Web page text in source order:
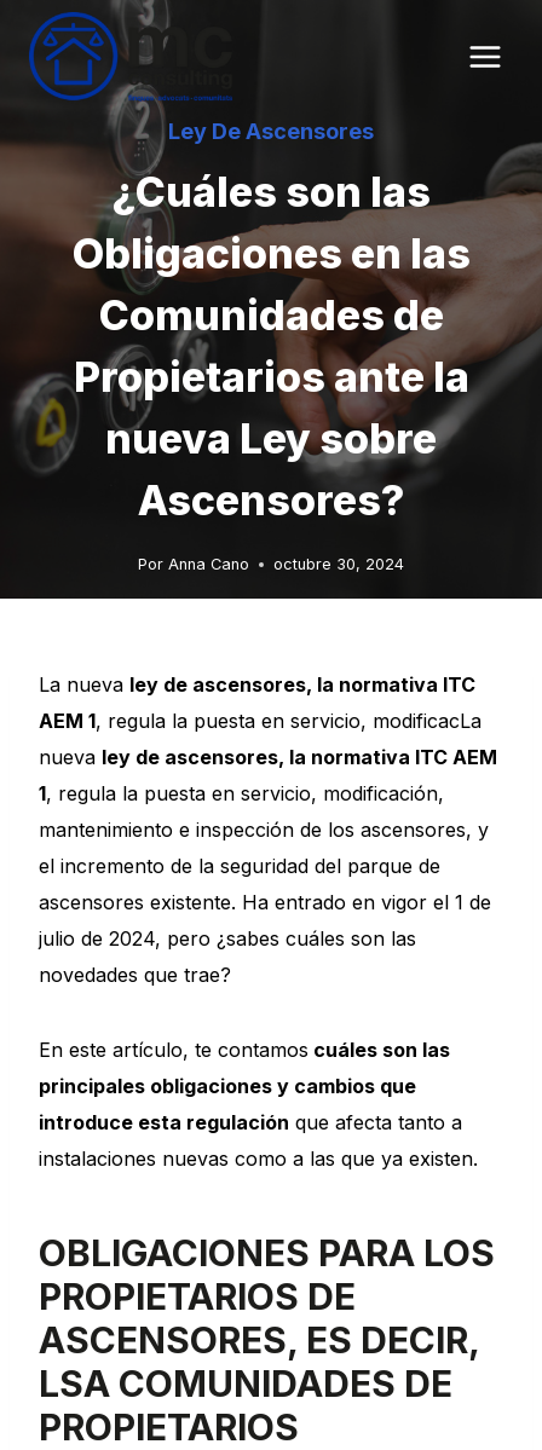
Saltar
contenido
Ley De Ascensores
¿Cuáles son las
Obligaciones en las
Comunidades de
Propietarios ante la
nueva Ley sobre
Ascensores?
Por Anna Cano octubre 30, 2024
La nueva ley de ascensores, la normativa ITC
AEM 1, regula la puesta en servicio, modificacLa
nueva ley de ascensores, la normativa ITC AEM
1, regula la puesta en servicio, modificación,
mantenimiento e inspección de los ascensores, y
el incremento de la seguridad del parque de
ascensores existente. Ha entrado en vigor el 1 de
julio de 2024, pero ¿sabes cuáles son las
novedades que trae?
En este artículo, te contamos cuáles son las
principales obligaciones y cambios que
introduce esta regulación que afecta tanto a
instalaciones nuevas como a las que ya existen.
OBLIGACIONES PARA LOS
PROPIETARIOS DE
ASCENSORES, ES DECIR,
LSA COMUNIDADES DE
PROPIETARIOS